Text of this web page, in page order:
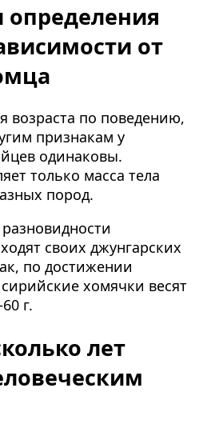
определения
от
возраста по поведению,
признакам у
одинаковы.
только масса тела
пород.
своих джунгарских
по достижении
хомячки весят
г.
лет